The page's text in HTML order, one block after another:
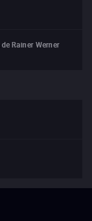
de Rainer Werner